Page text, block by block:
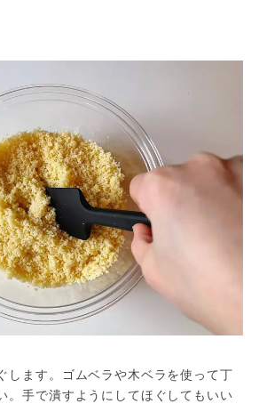
します。ゴムベラや木ベラを使って丁
。手で潰すようにしてほぐしてもいい